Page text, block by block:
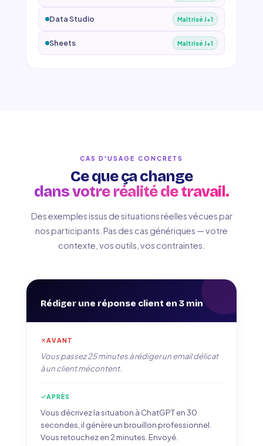
Data Studio Maîtrisé J+1
Sheets Maîtrisé J+1
CAS D'USAGE CONCRETS
Ce que ça change
dans votre réalité de travail.
Des exemples issus de situations réelles vécues par
nos participants. Pas des cas génériques — votre
contexte, vos outils, vos contraintes.
Rédiger une réponse client en 3 min
AVANT
Vous passez 25 minutes à rédiger un email délicat
à un client mécontent.
APRÈS
Vous décrivez la situation à ChatGPT en 30
secondes, il génère un brouillon professionnel.
Vous retouchez en 2 minutes. Envoyé.